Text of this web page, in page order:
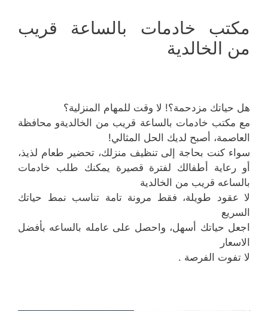
مكتب خادمات بالساعة قريب
من الخالدية
هل حياتك مزدحمة؟! لا وقت للمهام المنزلية؟
مع مكتب خادمات بالساعة قريب من الخالديةو محافظة
العاصمة، أصبح لديك الحل المثالي!
سواء كنت بحاجة إلى تنظيف منزلك، تحضير طعام لذيذ،
أو رعاية أطفالك لفترة قصيرة يمكنك طلب خادمات
بالساعه قريب من الخالدية
لا عقود طويلة، فقط مرونة تامة تناسب نمط حياتك
السريع
اجعل حياتك أسهل، واحصل على عامله بالساعه بأفضل
الاسعار
لا تفوت الفرصة .